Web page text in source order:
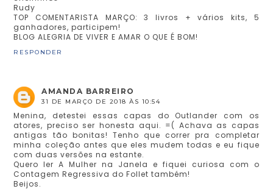
Rudy
TOP COMENTARISTA MARÇO: 3 livros + vários kits, 5
ganhadores, participem!
BLOG ALEGRIA DE VIVER E AMAR O QUE É BOM!
RESPONDER
AMANDA BARREIRO
31 DE MARÇO DE 2018 ÀS 10:54
Menina, detestei essas capas do Outlander com os
atores, preciso ser honesta aqui. =( Achava as capas
antigas tão bonitas! Tenho que correr pra completar
minha coleção antes que eles mudem todas e eu fique
com duas versões na estante.
Quero ler A Mulher na Janela e fiquei curiosa com o
Contagem Regressiva do Follet também!
Beijos.